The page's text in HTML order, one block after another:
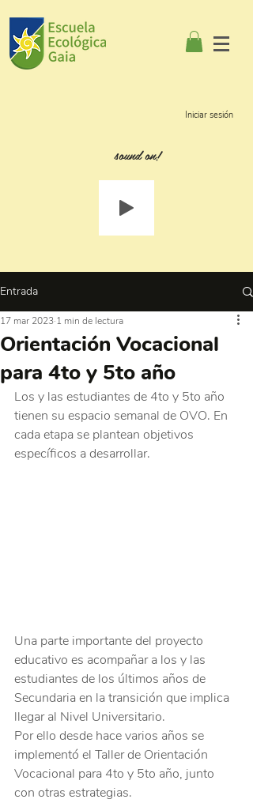
Iniciar sesión
sound on!
Entrada
Orientación Vocacional
para 4to y 5to año
17 mar 2023 1 min de lectura
Los y las estudiantes de 4to y 5to año
tienen su espacio semanal de OVO. En
cada etapa se plantean objetivos
específicos a desarrollar.
Una parte importante del proyecto
educativo es acompañar a los y las
estudiantes de los últimos años de
Secundaria en la transición que implica
llegar al Nivel Universitario.
Por ello desde hace varios años se
implementó el Taller de Orientación
Vocacional para 4to y 5to año, junto
con otras estrategias.